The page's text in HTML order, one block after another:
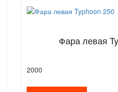
Фара левая
2000